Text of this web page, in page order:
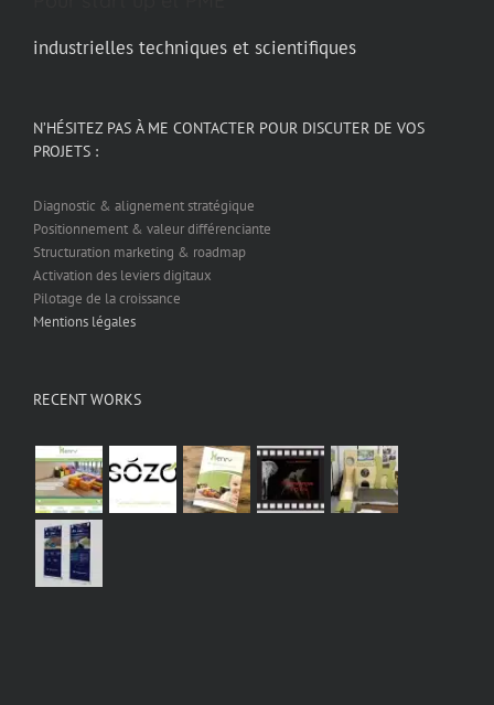
industrielles techniques et scientifiques
N’HÉSITEZ PAS À ME CONTACTER POUR DISCUTER DE VOS
PROJETS :
Diagnostic & alignement stratégique
Positionnement & valeur différenciante
Structuration marketing & roadmap
Activation des leviers digitaux
Pilotage de la croissance
Mentions légales
RECENT WORKS